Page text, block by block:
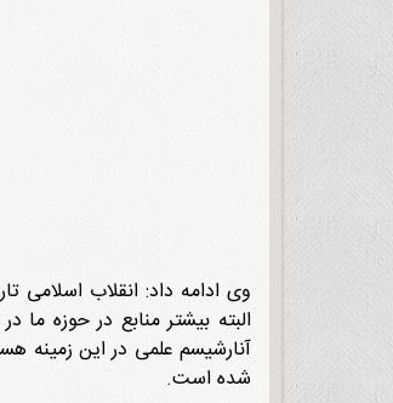
وی ادامه داد: انقلاب اسلامی
البته بیشتر منابع در حوزه ما
آنارشیسم علمی در این زمینه
شده است.